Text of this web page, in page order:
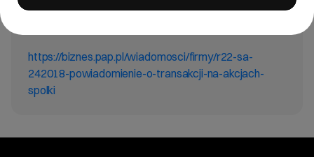
https://biznes.pap.pl/wiadomosci/firmy/r22-sa-
242018-powiadomienie-o-transakcji-na-akcjach-
spolki